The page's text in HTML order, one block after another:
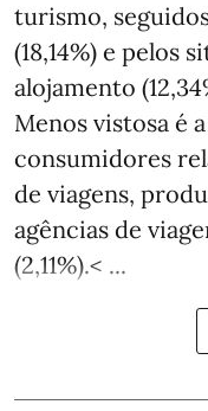
turismo,
(18,14%) e pelos
alojamento
Menos vistosa é
consumidores
de viagens,
agências de
(2,11%).< ...